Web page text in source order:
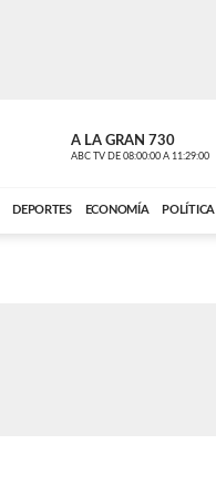
A LA GRAN 730
ABC TV DE 08:00:00 A 11:29:00
DEPORTES ECONOMÍA POLÍTICA